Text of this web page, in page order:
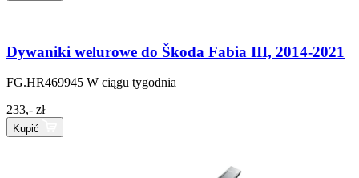
Dywaniki welurowe do Škoda Fabia III, 2014-2021
FG.HR469945 W ciągu tygodnia
233,- zł
Kupić